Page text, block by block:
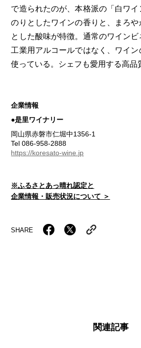
で造られたのが、本格派の「白ワ
のりとしたワインの香りと、まろや
とした酸味が特徴。通常のワインビ
工業用アルコールではなく、ワイ
使っている。シェフも愛用する高品
企業情報
●是里ワイナリー
岡山県赤磐市仁堀中1356-1
Tel 086-958-2888
https://koresato-wine.jp
※ふるさとあっ晴れ認定と
企業情報・販売状況について ＞
SHARE
関連記事